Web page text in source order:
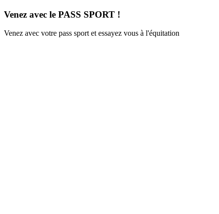
Venez avec le PASS SPORT !
Venez avec votre pass sport et essayez vous à l'équitation